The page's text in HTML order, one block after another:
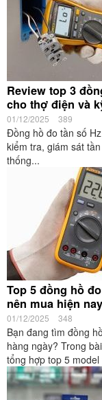
Review top 3
cho thợ điện và
01/12/2025 389
Đồng hồ đo tần số
kiểm tra, giám sát
thống...
Top 5 đồng hồ
nên mua hiện nay
01/12/2025 348
Bạn đang tìm đồng
hàng ngày? Trong
tổng hợp top 5 model